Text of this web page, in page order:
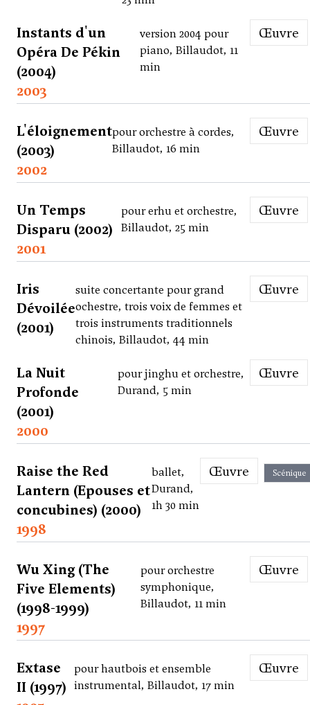
Instants d'un
Opéra De Pékin
(2004)
version 2004 pour
piano, Billaudot, 11
min
Œuvre
2003
L'éloignement
(2003)
pour orchestre à cordes,
Billaudot, 16 min
Œuvre
2002
Un Temps
Disparu (2002)
pour erhu et orchestre,
Billaudot, 25 min
Œuvre
2001
Iris
Dévoilée
(2001)
suite concertante pour grand
ochestre, trois voix de femmes et
trois instruments traditionnels
chinois, Billaudot, 44 min
Œuvre
La Nuit
Profonde
(2001)
pour jinghu et orchestre,
Durand, 5 min
Œuvre
2000
Raise the Red
Lantern (Epouses et
concubines) (2000)
ballet,
Durand,
1h 30 min
Œuvre Scénique
1998
Wu Xing (The
Five Elements)
(1998-1999)
pour orchestre
symphonique,
Billaudot, 11 min
Œuvre
1997
Extase
II (1997)
pour hautbois et ensemble
instrumental, Billaudot, 17 min
Œuvre